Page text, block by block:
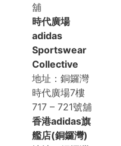
舖
時代廣場
adidas
Sportswear
Collective
地址：銅鑼灣
時代廣場7樓
717 – 721號舖
香港adidas旗
艦店(銅鑼灣)